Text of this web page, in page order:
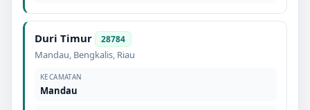
Duri Timur 28784
Mandau, Bengkalis, Riau
KECAMATAN
Mandau